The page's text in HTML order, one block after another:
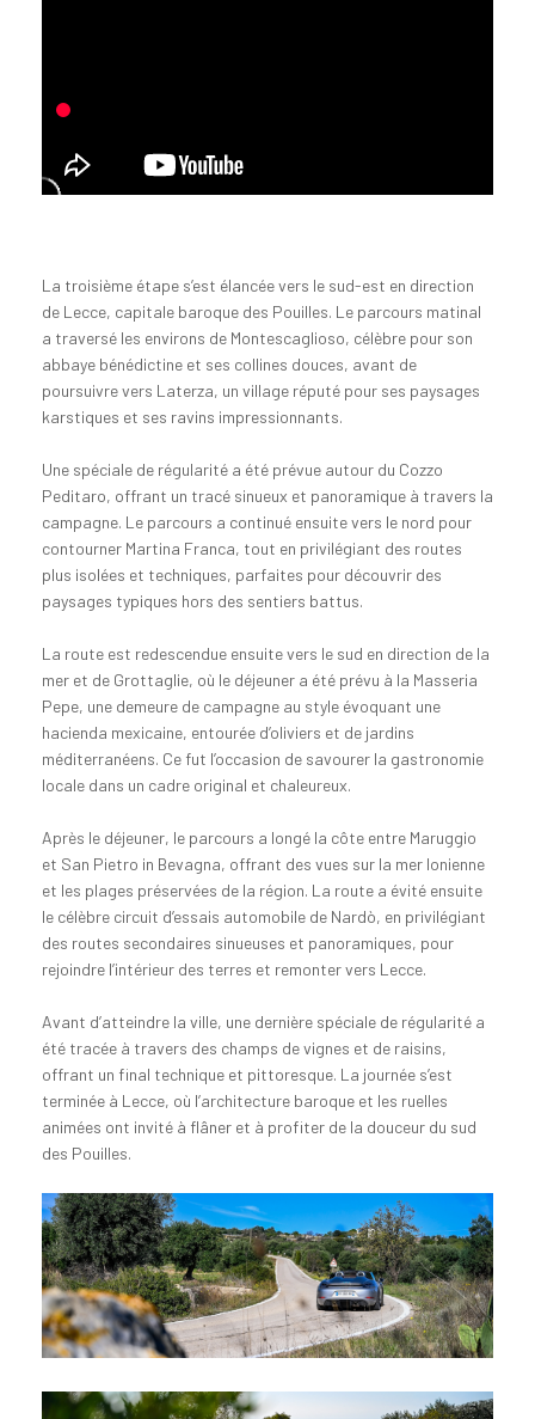
La troisième étape s’est élancée vers le sud-est en direction
de Lecce, capitale baroque des Pouilles. Le parcours matinal
a traversé les environs de Montescaglioso, célèbre pour son
abbaye bénédictine et ses collines douces, avant de
poursuivre vers Laterza, un village réputé pour ses paysages
karstiques et ses ravins impressionnants.
Une spéciale de régularité a été prévue autour du Cozzo
Peditaro, offrant un tracé sinueux et panoramique à travers la
campagne. Le parcours a continué ensuite vers le nord pour
contourner Martina Franca, tout en privilégiant des routes
plus isolées et techniques, parfaites pour découvrir des
paysages typiques hors des sentiers battus.
La route est redescendue ensuite vers le sud en direction de la
mer et de Grottaglie, où le déjeuner a été prévu à la Masseria
Pepe, une demeure de campagne au style évoquant une
hacienda mexicaine, entourée d’oliviers et de jardins
méditerranéens. Ce fut l’occasion de savourer la gastronomie
locale dans un cadre original et chaleureux.
Après le déjeuner, le parcours a longé la côte entre Maruggio
et San Pietro in Bevagna, offrant des vues sur la mer Ionienne
et les plages préservées de la région. La route a évité ensuite
le célèbre circuit d’essais automobile de Nardò, en privilégiant
des routes secondaires sinueuses et panoramiques, pour
rejoindre l’intérieur des terres et remonter vers Lecce.
Avant d’atteindre la ville, une dernière spéciale de régularité a
été tracée à travers des champs de vignes et de raisins,
offrant un final technique et pittoresque. La journée s’est
terminée à Lecce, où l’architecture baroque et les ruelles
animées ont invité à flâner et à profiter de la douceur du sud
des Pouilles.